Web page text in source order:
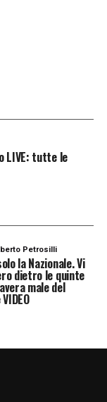
capace
inserimenti
costante
dunque
LIVE: tutte le
Petrosilli
la Nazionale. Vi
dietro le quinte
male del